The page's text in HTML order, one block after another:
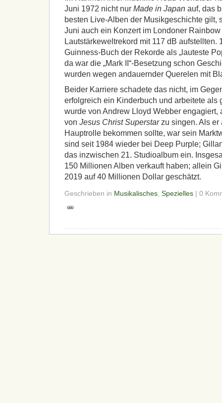
Juni 1972 nicht nur Made in Japan auf, das
besten Live-Alben der Musikgeschichte gilt,
Juni auch ein Konzert im Londoner
Lautstärkeweltrekord mit 117 dB aufstellten.
Guinness-Buch der Rekorde als „lauteste
da war die „Mark II“-Besetzung schon
wurden wegen andauernder Querelen mit
Beider Karriere schadete das nicht, im
erfolgreich ein Kinderbuch und arbeitete als
wurde von Andrew Lloyd Webber engagiert,
von Jesus Christ Superstarzu singen. Als er
Hauptrolle bekommen sollte, war sein
sind seit 1984 wieder bei Deep Purple;
das inzwischen 21. Studioalbum ein.
150 Millionen Alben verkauft haben; allein
2019 auf 40 Millionen Dollar geschätzt.
Geschrieben in Musikalisches Spezielles | 0